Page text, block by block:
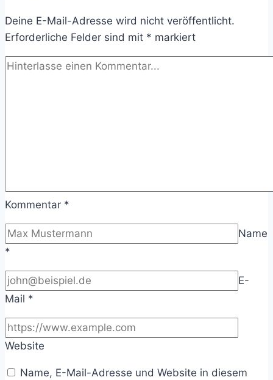
Deine E-Mail-Adresse wird nicht veröffentlicht.
Erforderliche Felder sind mit * markiert
Kommentar *
Name
*
E-
Mail *
Website
Name, E-Mail-Adresse und Website in diesem